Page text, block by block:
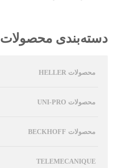
دسته‌بندی محصولات
محصولات HELLER
محصولات UNI-PRO
محصولات BECKHOFF
TELEMECANIQUE